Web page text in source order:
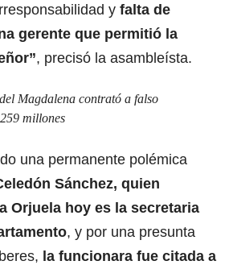
y falta de
gerente que permitió la
, precisó la asambleísta.
Magdalena contrató a falso
millones
una permanente polémica
Sánchez, quien
Orjuela hoy es la secretaria
, y por una presunta
la funcionara fue citada a